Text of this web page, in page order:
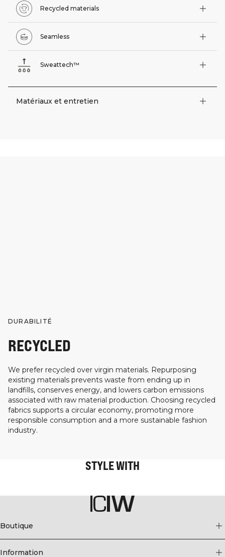
Recycled materials
Seamless
Sweattech™
Matériaux et entretien
DURABILITÉ
RECYCLED
We prefer recycled over virgin materials. Repurposing
existing materials prevents waste from ending up in
landfills, conserves energy, and lowers carbon emissions
associated with raw material production. Choosing recycled
fabrics supports a circular economy, promoting more
responsible consumption and a more sustainable fashion
industry.
STYLE WITH
Boutique
Information